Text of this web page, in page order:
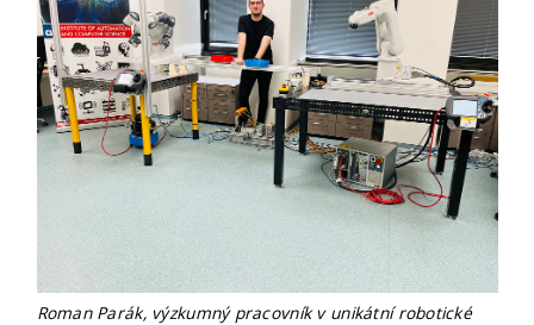
Roman Parák, výzkumný pracovník v unikátní robotické